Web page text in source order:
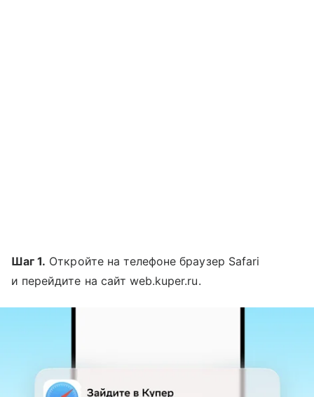
Шаг 1. Откройте на телефоне браузер Safari
и перейдите на сайт web.kuper.ru.